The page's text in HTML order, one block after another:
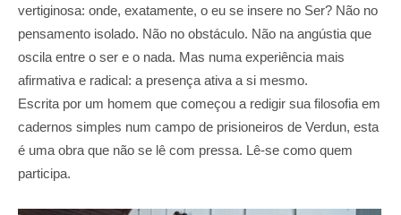
vertiginosa: onde, exatamente, o eu se insere no Ser? Não no
pensamento isolado. Não no obstáculo. Não na angústia que
oscila entre o ser e o nada. Mas numa experiência mais
afirmativa e radical: a presença ativa a si mesmo.
Escrita por um homem que começou a redigir sua filosofia em
cadernos simples num campo de prisioneiros de Verdun, esta
é uma obra que não se lê com pressa. Lê-se como quem
participa.